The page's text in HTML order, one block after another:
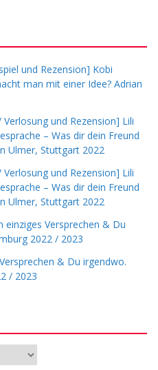
und Rezension] Kobi
man mit einer Idee? Adrian
Verlosung und Rezension] Lili
– Was dir dein Freund
Ulmer, Stuttgart 2022
Verlosung und Rezension] Lili
– Was dir dein Freund
Ulmer, Stuttgart 2022
einziges Versprechen & Du
2022 / 2023
& Du irgendwo.
/ 2023